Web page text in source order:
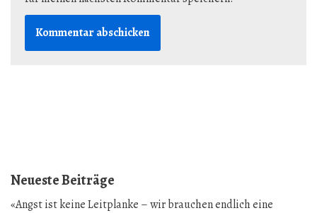
Neueste Beiträge
«Angst ist keine Leitplanke – wir brauchen endlich eine